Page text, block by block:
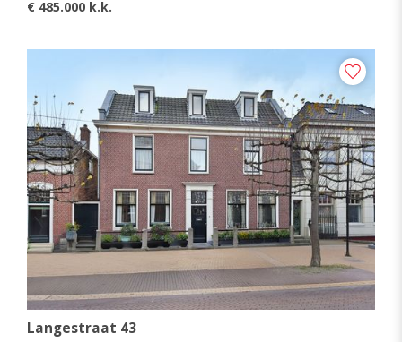
€ 485.000 k.k.
Langestraat 43